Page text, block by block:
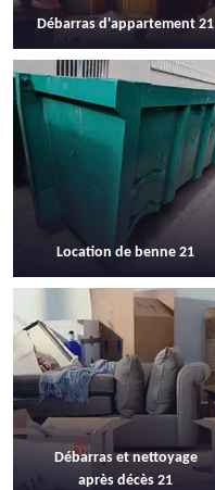
Débarras d'appartement 21
Location de benne 21
Débarras et nettoyage
après décès 21